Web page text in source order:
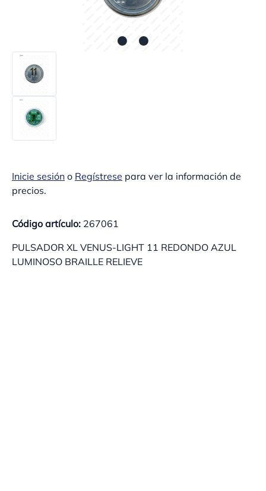
Inicie sesión o Regístrese para ver la información de
precios.
Código artículo: 267061
PULSADOR XL VENUS-LIGHT 11 REDONDO AZUL
LUMINOSO BRAILLE RELIEVE